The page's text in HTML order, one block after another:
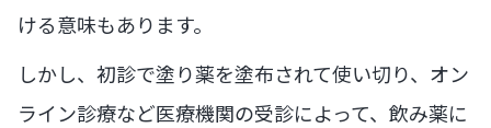
ける意味もあります。
しかし、初診で塗り薬を塗布されて使い切り、オン
ライン診療など医療機関の受診によって、飲み薬に